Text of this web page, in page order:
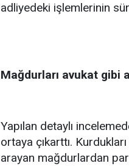
adliyedeki işlemlerinin
Mağdurları avukat gibi
Yapılan detaylı
ortaya çıkarttı.
arayan mağdurlardan